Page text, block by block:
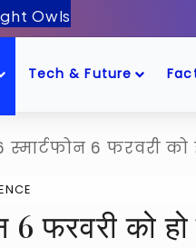
Tech & Future
6 फरवरी
6 फरवरी को